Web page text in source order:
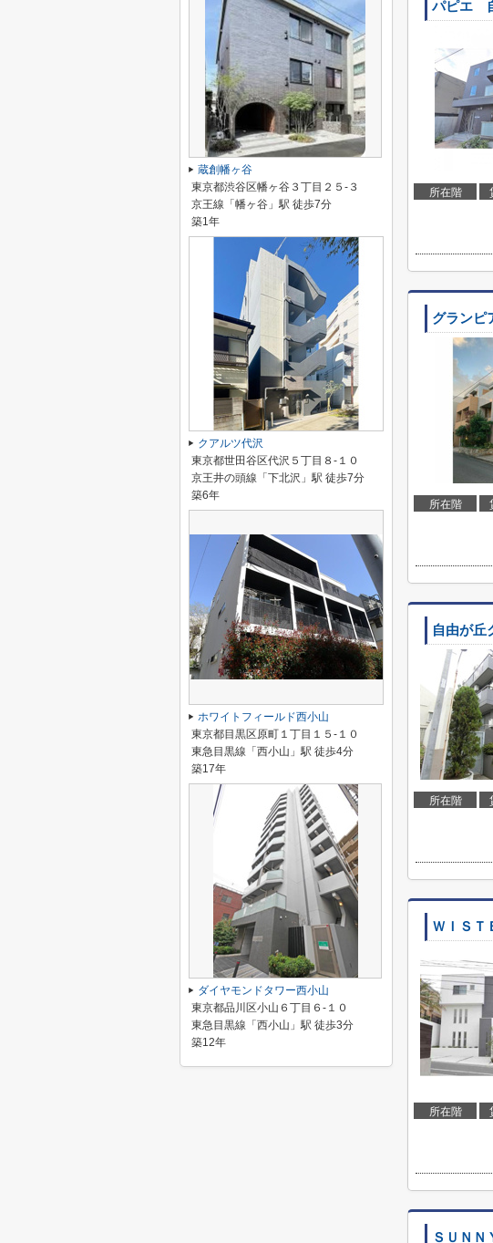
パピエ
所在階
グランピ
所在階
自由が丘
所在階
ＷＩＳ
所在階
ＳＵＮ
蔵創幡ヶ谷
東京都渋谷区幡ヶ谷３丁目２５-３
京王線「幡ヶ谷」駅 徒歩7分
築1年
クアルツ代沢
東京都世田谷区代沢５丁目８-１０
京王井の頭線「下北沢」駅 徒歩7分
築6年
ホワイトフィールド西小山
東京都目黒区原町１丁目１５-１０
東急目黒線「西小山」駅 徒歩4分
築17年
ダイヤモンドタワー西小山
東京都品川区小山６丁目６-１０
東急目黒線「西小山」駅 徒歩3分
築12年